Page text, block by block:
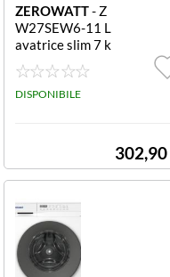
ZEROWATT- Z
W27SEW6-11 L
avatrice slim 7 k
g 1200 rpm ZW
27SEW6-11 LA
V 7KG 1200G S
DISPONIBILE
302,90